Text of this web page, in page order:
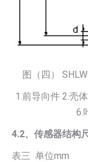
图（四）
1.前导向件 2.壳
6.
4.2、传感器结构
表三 单位mm